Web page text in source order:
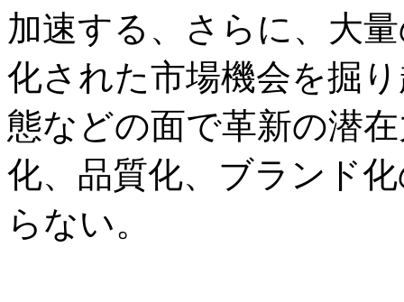
加速する、さらに、大
化された市場機会を掘
態などの面で革新の潜
化、品質化、ブランド
らない。